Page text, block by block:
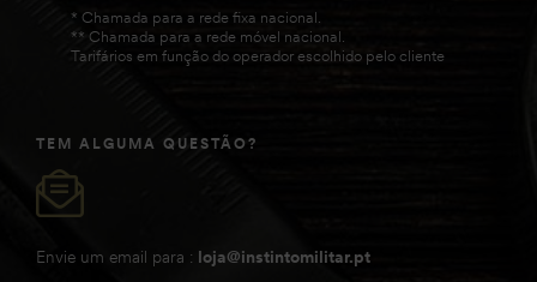
* Chamada para a rede fixa nacional.
** Chamada para a rede móvel nacional.
Tarifários em função do operador escolhido pelo cliente
TEM ALGUMA QUESTÃO?
Envie um email para : loja@instintomilitar.pt